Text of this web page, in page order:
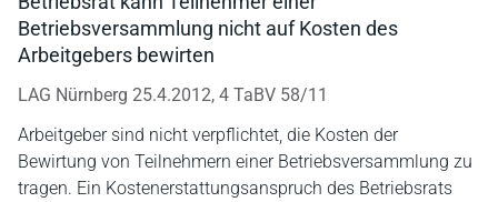
Betriebsversammlung nicht auf Kosten des
Arbeitgebers bewirten
LAG Nürnberg 25.4.2012, 4 TaBV 58/11
Arbeitgeber sind nicht verpflichtet, die Kosten der
Bewirtung von Teilnehmern einer Betriebsversammlung zu
tragen. Ein Kostenerstattungsanspruch des Betriebsrats